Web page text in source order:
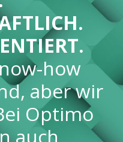
how
aber wir
Optimo
auch